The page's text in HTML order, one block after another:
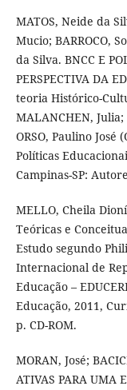
MATOS, Neide da
Mucio; BARROCO,
da Silva. BNCC E
PERSPECTIVA DA
teoria Histórico-
MALANCHEN,
ORSO, Paulino
Políticas
Campinas-SP:
MELLO, Cheila
Teóricas e
Estudo segundo
Internacional de
Educação –
Educação, 2011,
p. CD-ROM.
MORAN, José;
ATIVAS PARA UMA